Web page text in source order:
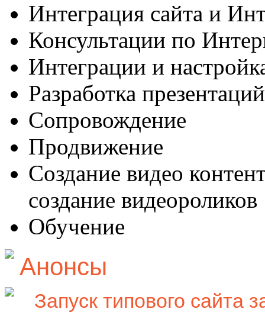
Интеграция сайта и
Консультации по
Интеграции и
Разработка презентаций
Сопровождение
Продвижение
Создание видео
создание видеороликов
Обучение
Анонсы
Запуск типового сайта